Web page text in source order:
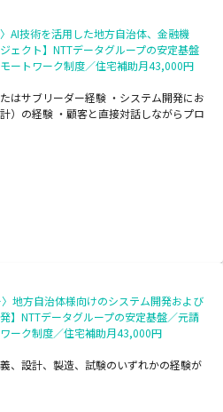
AI技術を活用した地方自治体、金融機
ェクト】NTTデータグループの安定基盤
ートワーク制度／住宅補助月43,000円
はサブリーダー経験 ・システム開発にお
）の経験 ・顧客と直接対話しながらプロ
〉地方自治体様向けのシステム開発および
】NTTデータグループの安定基盤／元請
ーク制度／住宅補助月43,000円
、設計、製造、試験のいずれかの経験が